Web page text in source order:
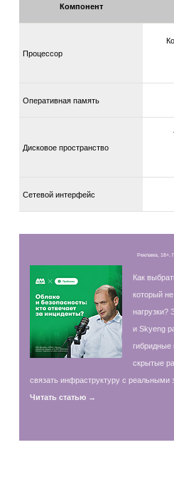
Компонент
Процессор
Оперативная память
Дисковое пространство
Сетевой интерфейс
Реклама, 18+.
Как
который
нагрузки?
и Skyeng
гибридные
скрытые
связать инфраструктуру с реальными
Читать статью →